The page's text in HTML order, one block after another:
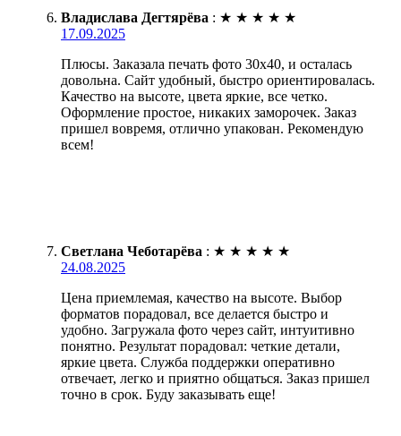
Владислава Дегтярёва : ★ ★ ★ ★ ★
17.09.2025
Плюсы. Заказала печать фото 30х40, и осталась
довольна. Сайт удобный, быстро ориентировалась.
Качество на высоте, цвета яркие, все четко.
Оформление простое, никаких заморочек. Заказ
пришел вовремя, отлично упакован. Рекомендую
всем!
Светлана Чеботарёва : ★ ★ ★ ★ ★
24.08.2025
Цена приемлемая, качество на высоте. Выбор
форматов порадовал, все делается быстро и
удобно. Загружала фото через сайт, интуитивно
понятно. Результат порадовал: четкие детали,
яркие цвета. Служба поддержки оперативно
отвечает, легко и приятно общаться. Заказ пришел
точно в срок. Буду заказывать еще!